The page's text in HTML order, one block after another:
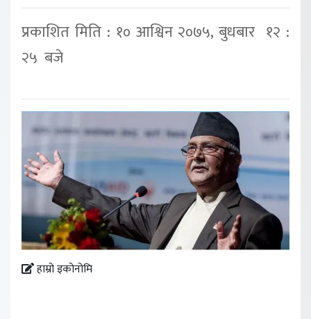
प्रकाशित मिति : १० आश्विन २०७५, बुधबार १२ :
२५ बजे
हाम्रो इकोनोमि